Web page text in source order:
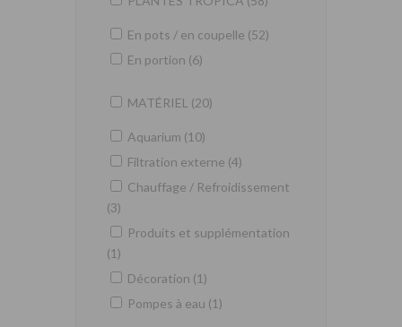
En pots / en coupelle (52)
En portion (6)
MATÉRIEL (20)
Aquarium (10)
Filtration externe (4)
Chauffage / Refroidissement
(3)
Produits et supplémentation
(1)
Décoration (1)
Pompes à eau (1)